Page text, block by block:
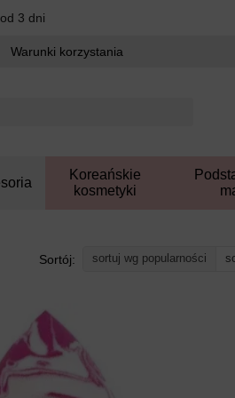
3 dni
Warunki korzystania
Koreańskie
kosmetyki
Sortój: sortuj wg popularności